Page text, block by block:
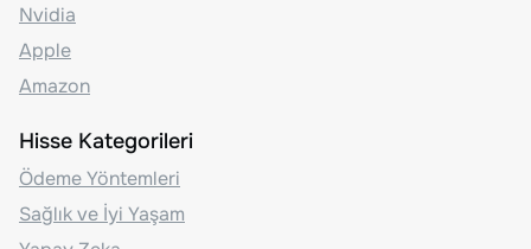
Nvidia
Apple
Amazon
Hisse Kategorileri
Ödeme Yöntemleri
Sağlık ve İyi Yaşam